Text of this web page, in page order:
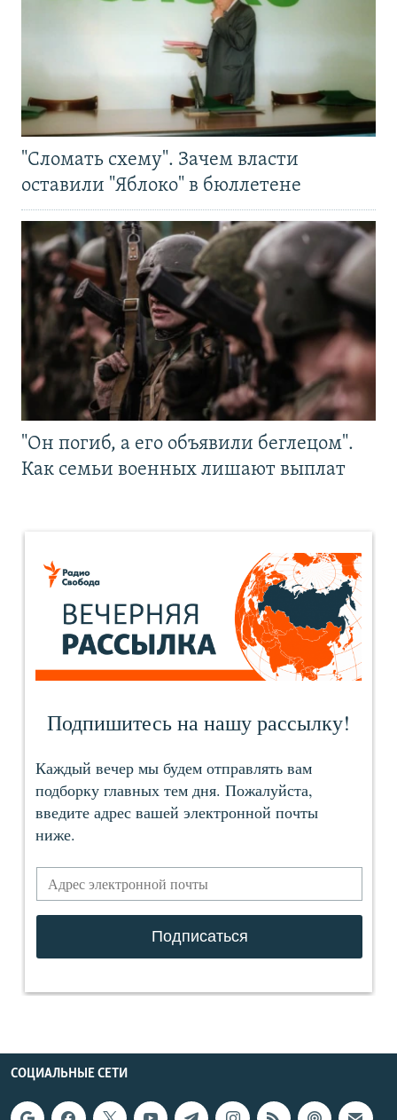
"Сломать схему". Зачем власти
оставили "Яблоко" в бюллетене
"Он погиб, а его объявили беглецом".
Как семьи военных лишают выплат
СОЦИАЛЬНЫЕ СЕТИ